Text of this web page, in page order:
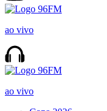
ao vivo
ao vivo